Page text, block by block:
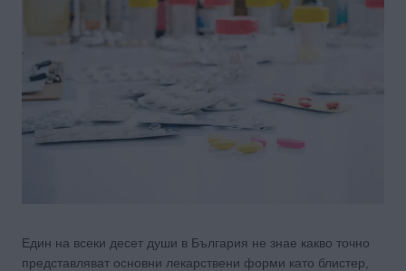
Един на всеки десет души в България не знае какво точно
представляват основни лекарствени форми като блистер,